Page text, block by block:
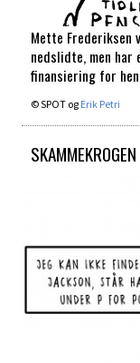
Mette Frederiksen
nedslidte, men
finansiering for
© SPOT og Erik Petri
SKAMMEKROGEN